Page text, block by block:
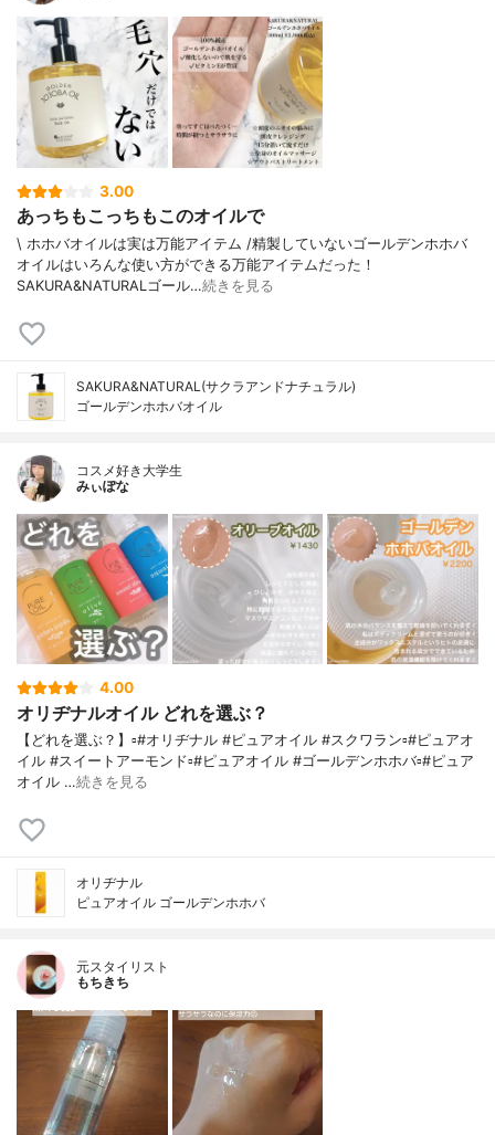
3.00
あっちもこっちもこのオイルで
\ ホホバオイルは実は万能アイテム /⁡⁡精製していないゴールデンホホバ
オイルはいろんな使い方ができる万能アイテムだった！
⁡⁡SAKURA&NATURALゴール…続きを見る
SAKURA&NATURAL(サクラアンドナチュラル)
ゴールデンホホバオイル
コスメ好き大学生
みぃぽな
4.00
オリヂナルオイル どれを選ぶ？
【どれを選ぶ？】▫️#オリヂナル #ピュアオイル #スクワラン▫️#ピュアオ
イル #スイートアーモンド▫️#ピュアオイル #ゴールデンホホバ▫️#ピュア
オイル …続きを見る
オリヂナル
ピュアオイル ゴールデンホホバ
元スタイリスト
もちきち